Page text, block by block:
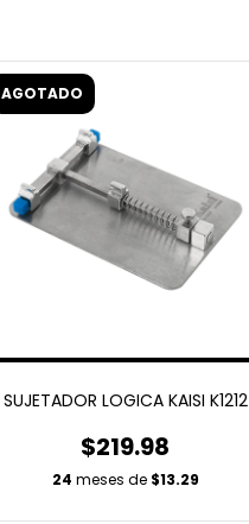
AGOTADO
SUJETADOR LOGICA KAISI K1212
$219.98
24 meses de $13.29